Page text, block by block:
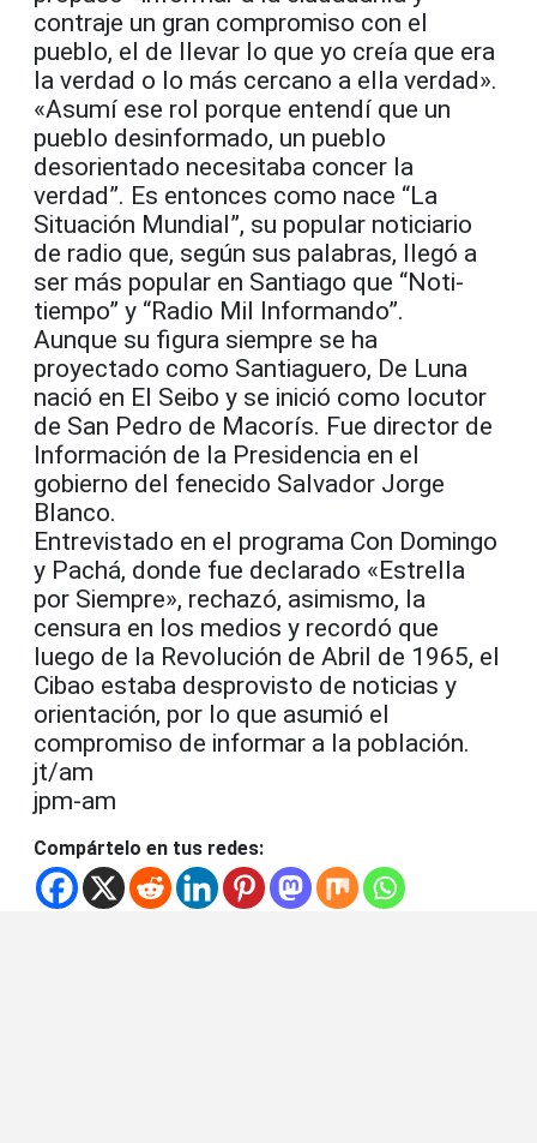
contraje un gran compromiso con el
pueblo, el de llevar lo que yo creía que era
la verdad o lo más cercano a ella verdad».
«Asumí ese rol porque entendí que un
pueblo desinformado, un pueblo
desorientado necesitaba concer la
verdad”. Es entonces como nace “La
Situación Mundial”, su popular noticiario
de radio que, según sus palabras, llegó a
ser más popular en Santiago que “Noti-
tiempo” y “Radio Mil Informando”.
Aunque su figura siempre se ha
proyectado como Santiaguero, De Luna
nació en El Seibo y se inició como locutor
de San Pedro de Macorís. Fue director de
Información de la Presidencia en el
gobierno del fenecido Salvador Jorge
Blanco.
Entrevistado en el programa Con Domingo
y Pachá, donde fue declarado «Estrella
por Siempre», rechazó, asimismo, la
censura en los medios y recordó que
luego de la Revolución de Abril de 1965, el
Cibao estaba desprovisto de noticias y
orientación, por lo que asumió el
compromiso de informar a la población.
jt/am
jpm-am
Compártelo en tus redes: